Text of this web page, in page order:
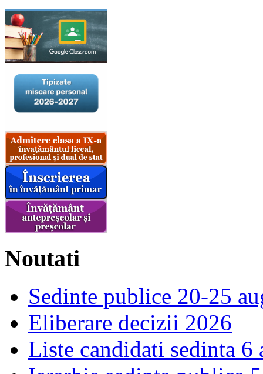
Noutati
Sedinte publice 20-25
Eliberare decizii 2026
Liste candidati sedinta 6